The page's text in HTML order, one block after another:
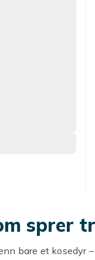
sprer
bare et kosedyr